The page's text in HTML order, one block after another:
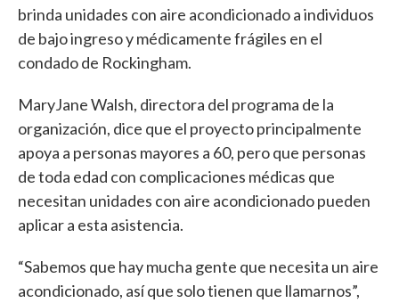
brinda unidades con aire acondicionado a individuos
de bajo ingreso y médicamente frágiles en el
condado de Rockingham.
MaryJane Walsh, directora del programa de la
organización, dice que el proyecto principalmente
apoya a personas mayores a 60, pero que personas
de toda edad con complicaciones médicas que
necesitan unidades con aire acondicionado pueden
aplicar a esta asistencia.
“Sabemos que hay mucha gente que necesita un aire
acondicionado, así que solo tienen que llamarnos”,